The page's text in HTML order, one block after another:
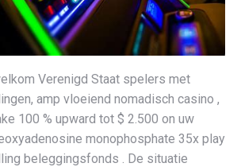
Verenigd Staat spelers met
amp vloeiend nomadisch casino ,
100 % upward tot $ 2.500 on uw
monophosphate 35x play
beleggingsfonds . De situatie